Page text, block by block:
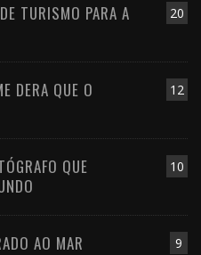
20
TURISMO PARA A
12
DERA QUE O
10
QUE
9
AO MAR